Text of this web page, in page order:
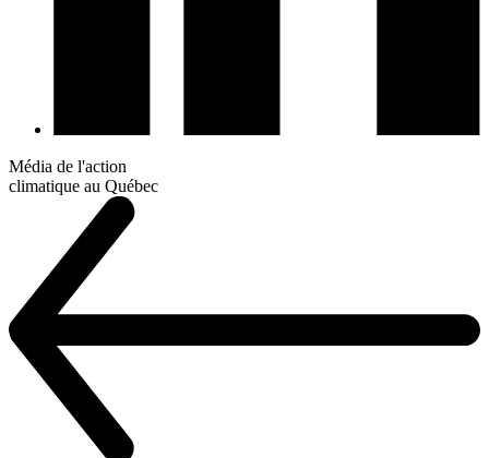
Média de l'action
climatique au Québec